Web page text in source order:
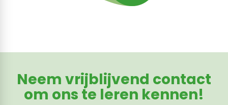
Neem vrijblijvend contact
om ons te leren kennen!